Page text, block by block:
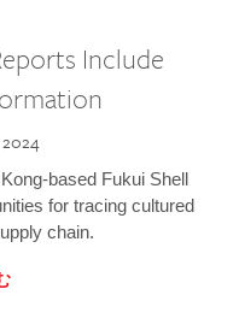
Include
based Fukui Shell
for tracing cultured
chain.